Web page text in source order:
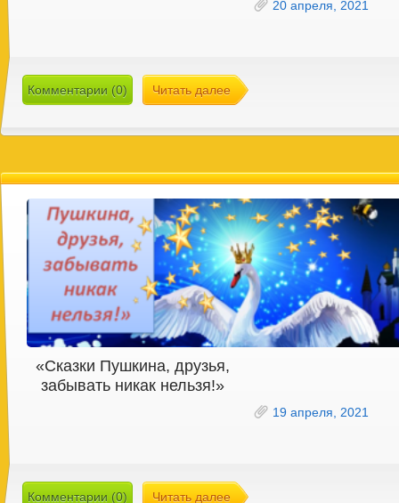
20 апреля, 2021
Комментарии (0) Читать далее
«Сказки Пушкина, друзья,
забывать никак нельзя!»
19 апреля, 2021
Комментарии (0) Читать далее